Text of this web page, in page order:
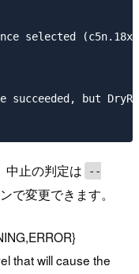
selected
succeeded, but
中止の判定は
--
で変更できます。
that will cause the